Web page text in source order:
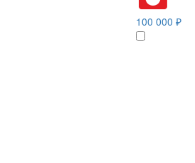
100 000 ₽